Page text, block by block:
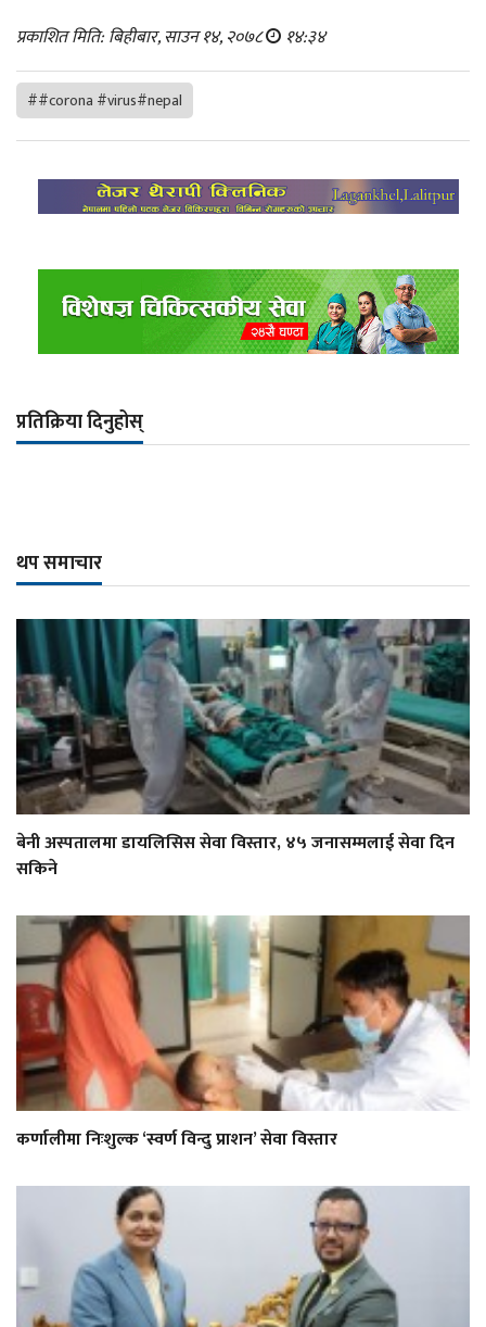
प्रकाशित मिति: बिहीबार, साउन १४, २०७८ १४:३४
##corona #virus#nepal
प्रतिक्रिया दिनुहोस्
थप समाचार
बेनी अस्पतालमा डायलिसिस सेवा विस्तार, ४५ जनासम्मलाई सेवा दिन
सकिने
कर्णालीमा निःशुल्क ‘स्वर्ण विन्दु प्राशन’ सेवा विस्तार